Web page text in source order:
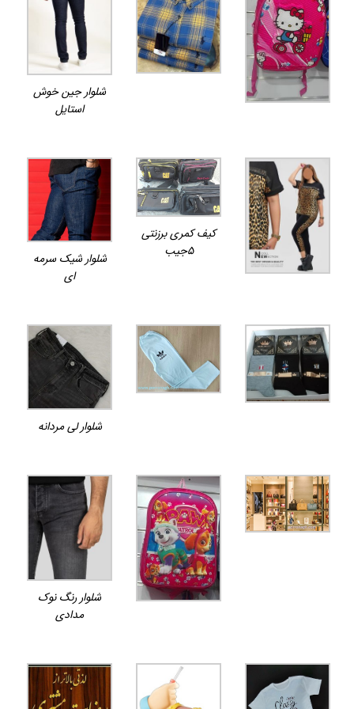
شلوار جین خوش
استایل
کیف کمری برزنتی
۵جیب
شلوار شیک سرمه
ای
شلوار لی مردانه
شلوار رنگ نوک
مدادی